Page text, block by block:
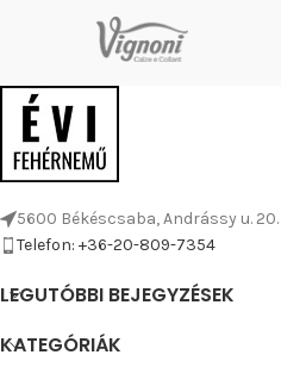
5600 Békéscsaba, Andrássy u. 20.
Telefon: +36-20-809-7354
LEGUTÓBBI BEJEGYZÉSEK
KATEGÓRIÁK